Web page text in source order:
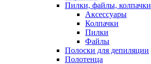
Пилки, файлы, колпачки
Аксессуары
Колпачки
Пилки
Файлы
Полоски для депиляции
Полотенца